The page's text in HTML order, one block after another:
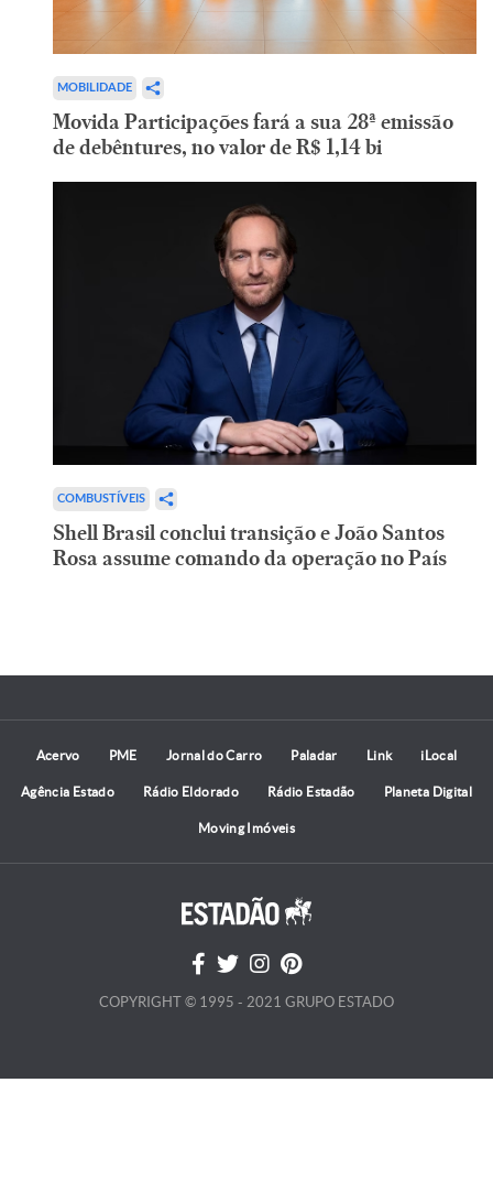
MOBILIDADE
Movida Participações fará a sua 28ª emissão
de debêntures, no valor de R$ 1,14 bi
COMBUSTÍVEIS
Shell Brasil conclui transição e João Santos
Rosa assume comando da operação no País
Acervo PME Jornal do Carro Paladar Link iLocal
Agência Estado Rádio Eldorado Rádio Estadão Planeta Digital
Moving Imóveis
COPYRIGHT © 1995 - 2021 GRUPO ESTADO